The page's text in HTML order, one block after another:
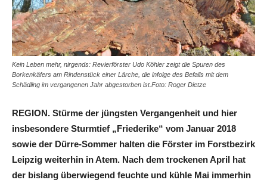
Kein Leben mehr, nirgends: Revierförster Udo Köhler zeigt die Spuren des
Borkenkäfers am Rindenstück einer Lärche, die infolge des Befalls mit dem
Schädling im vergangenen Jahr abgestorben ist.Foto: Roger Dietze
REGION. Stürme der jüngsten Vergangenheit und hier
insbesondere Sturmtief „Friederike“ vom Januar 2018
sowie der Dürre-Sommer halten die Förster im Forstbezirk
Leipzig weiterhin in Atem. Nach dem trockenen April hat
der bislang überwiegend feuchte und kühle Mai immerhin